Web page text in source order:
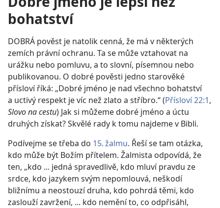
bohatství
DOBRÁ pověst je natolik cenná, že má v některých
zemích právní ochranu. Ta se může vztahovat na
urážku nebo pomluvu, a to slovní, písemnou nebo
publikovanou. O dobré pověsti jedno starověké
přísloví říká: „Dobré jméno je nad všechno bohatství
a uctivý respekt je víc než zlato a stříbro.“ (Přísloví 22:1,
Slovo na cestu) Jak si můžeme dobré jméno a úctu
druhých získat? Skvělé rady k tomu najdeme v Bibli.
Podívejme se třeba do 15. žalmu. Řeší se tam otázka,
kdo může být Božím přítelem. Žalmista odpovídá, že
ten, „kdo ... jedná spravedlivě, kdo mluví pravdu ze
srdce, kdo jazykem svým nepomlouvá, neškodí
bližnímu a neostouzí druha, kdo pohrdá těmi, kdo
zaslouží zavržení, ... kdo nemění to, co odpřisáhl,